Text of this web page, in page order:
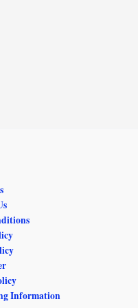
Information